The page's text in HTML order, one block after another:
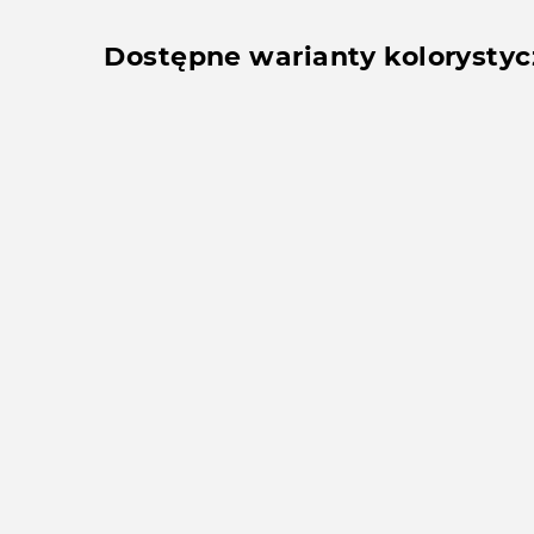
Dostępne warianty